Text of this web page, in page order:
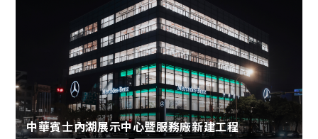
中華賓士內湖展示中心暨服務廠新建工程